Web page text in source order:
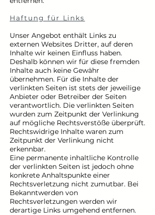
Haftung für Links
Unser Angebot enthält Links zu
externen Websites Dritter, auf deren
Inhalte wir keinen Einfluss haben.
Deshalb können wir für diese fremden
Inhalte auch keine Gewähr
übernehmen. Für die Inhalte der
verlinkten Seiten ist stets der jeweilige
Anbieter oder Betreiber der Seiten
verantwortlich. Die verlinkten Seiten
wurden zum Zeitpunkt der Verlinkung
auf mögliche Rechtsverstöße überprüft.
Rechtswidrige Inhalte waren zum
Zeitpunkt der Verlinkung nicht
erkennbar.
Eine permanente inhaltliche Kontrolle
der verlinkten Seiten ist jedoch ohne
konkrete Anhaltspunkte einer
Rechtsverletzung nicht zumutbar. Bei
Bekanntwerden von
Rechtsverletzungen werden wir
derartige Links umgehend entfernen.